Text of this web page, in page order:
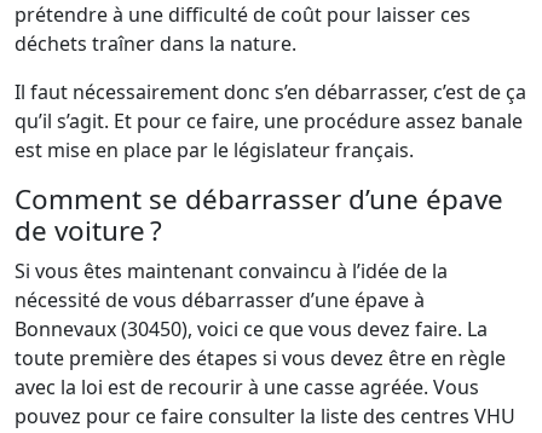
prétendre à une difficulté de coût pour laisser ces
déchets traîner dans la nature.
Il faut nécessairement donc s’en débarrasser, c’est de ça
qu’il s’agit. Et pour ce faire, une procédure assez banale
est mise en place par le législateur français.
Comment se débarrasser d’une épave
de voiture ?
Si vous êtes maintenant convaincu à l’idée de la
nécessité de vous débarrasser d’une épave à
Bonnevaux (30450), voici ce que vous devez faire. La
toute première des étapes si vous devez être en règle
avec la loi est de recourir à une casse agréée. Vous
pouvez pour ce faire consulter la liste des centres VHU